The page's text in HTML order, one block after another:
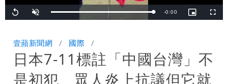
Replay Unmute Loaded:
100.00%
Remaining
-0:00
Picture-
in-
壹蘋新聞網 國際
日本7-11標註「中國台灣」不
是初犯 眾人炎上抗議但它就